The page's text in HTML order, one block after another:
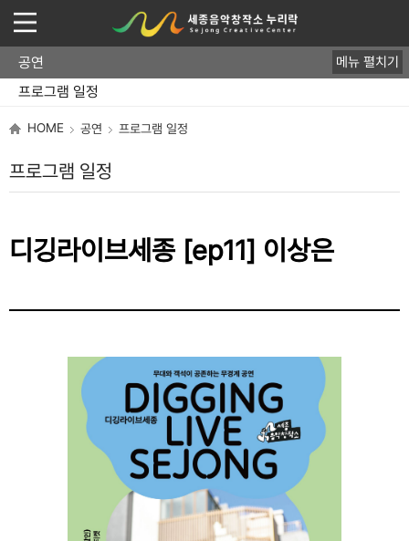
공연
디깅라이브세종
바이닐스튜디오
클럽 라이브
뮤즈세종 쇼케이스
프로그램 일정
메뉴 펼치기
HOME 공연 프로그램 일정
프로그램 일정
디깅라이브세종 [ep11] 이상은